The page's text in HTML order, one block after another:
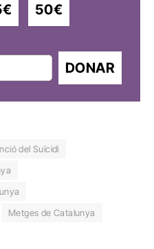
50€
DONAR
del Suïcidi
Metges de Catalunya